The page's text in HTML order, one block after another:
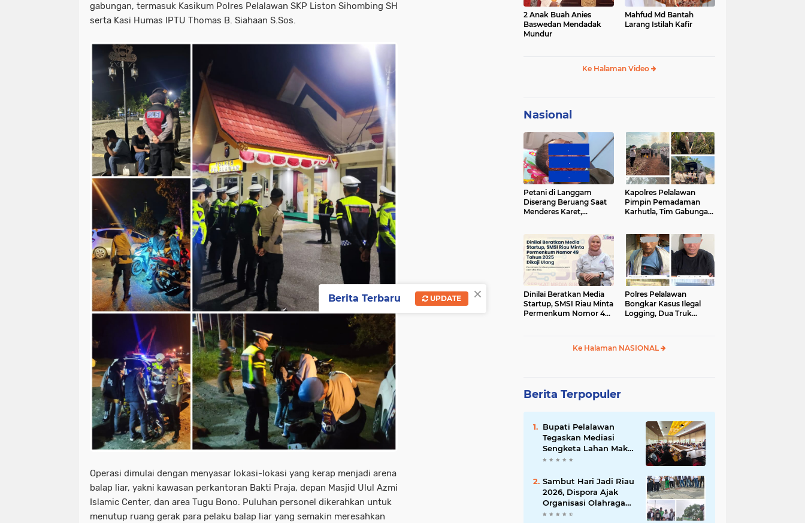
gabungan, termasuk Kasikum Polres Pelalawan SKP Liston Sihombing SH
serta Kasi Humas IPTU Thomas B. Siahaan S.Sos.
Operasi dimulai dengan menyasar lokasi-lokasi yang kerap menjadi arena
balap liar, yakni kawasan perkantoran Bakti Praja, depan Masjid Ulul Azmi
Islamic Center, dan area Tugu Bono. Puluhan personel dikerahkan untuk
menutup ruang gerak para pelaku balap liar yang semakin meresahkan
2 Anak Buah Anies
Baswedan Mendadak
Mundur
Mahfud Md Bantah
Larang Istilah Kafir
Ke Halaman Video
Nasional
Petani di Langgam
Diserang Beruang Saat
Menderes Karet,
Kapolres Pelalawan
Pimpin Pemadaman
Karhutla, Tim Gabungan
Dinilai Beratkan Media
Startup, SMSI Riau Minta
Permenkum Nomor 49
Polres Pelalawan
Bongkar Kasus Ilegal
Logging, Dua Truk
Ke Halaman NASIONAL
Berita Terpopuler
Bupati Pelalawan
Tegaskan Mediasi
Sengketa Lahan Mak
Teduh Dilanjutkan, PT
Hadir pada Pertemuan
Berikutnya
Sambut Hari Jadi Riau
2026, Dispora Ajak
Organisasi Olahraga
Gotong Royong
×
Berita Terbaru UPDATE